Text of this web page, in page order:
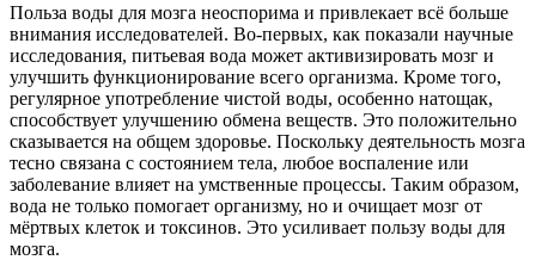
Польза воды для мозга неоспорима и привлекает всё больше
внимания исследователей. Во-первых, как показали научные
исследования, питьевая вода может активизировать мозг и
улучшить функционирование всего организма. Кроме того,
регулярное употребление чистой воды, особенно натощак,
способствует улучшению обмена веществ. Это положительно
сказывается на общем здоровье. Поскольку деятельность мозга
тесно связана с состоянием тела, любое воспаление или
заболевание влияет на умственные процессы. Таким образом,
вода не только помогает организму, но и очищает мозг от
мёртвых клеток и токсинов. Это усиливает пользу воды для
мозга.